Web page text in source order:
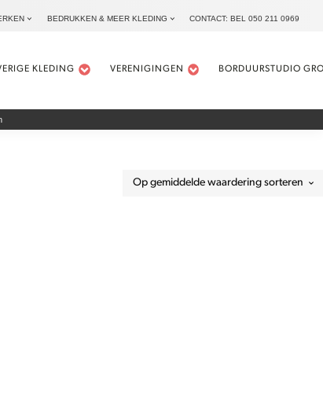
BEDRUKKEN & MEER KLEDING CONTACT: BEL 050 211 0969
KLEDING VERENIGINGEN BORDUURSTUDIO